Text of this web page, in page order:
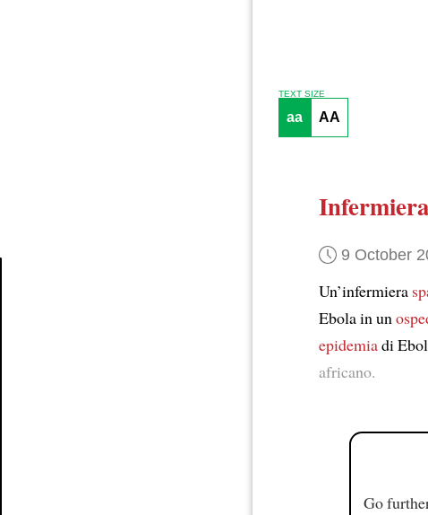
TEXT SIZE
aa AA
Infermiera
9 October
Un’infermiera
Ebola in un
epidemiadi
africano.
Go